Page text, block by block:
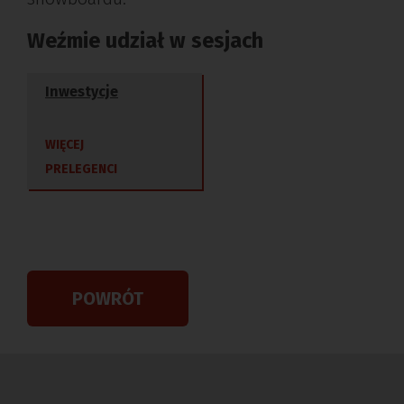
Weźmie udział w sesjach
Inwestycje
WIĘCEJ
PRELEGENCI
POWRÓT